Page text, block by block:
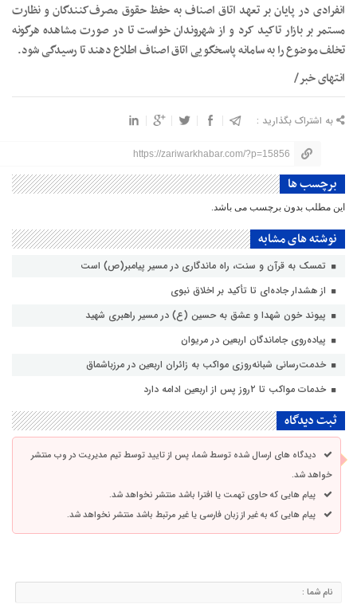
انفرادی در پایان بر تعهد اتاق اصناف به حفظ حقوق مصرف‌کنندگان و نظارت
مستمر بر بازار تاکید کرد و از شهروندان خواست تا در صورت مشاهده هرگونه
تخلف موضوع را به سامانه پاسخگویی اتاق اصناف اطلاع دهند تا رسیدگی شود.
انتهای خبر/
به اشتراک بگذارید :
https://zariwarkhabar.com/?p=15856
برچسب ها
این مطلب بدون برچسب می باشد.
نوشته های مشابه
تمسک به قرآن و سنت، راه ماندگاری در مسیر پیامبر(ص) است
از هشدار جاده‌ای تا تأکید بر اخلاق نبوی
پیوند خون شهدا و عشق به حسین (ع) در مسیر راهبری شهید
پیاده‌روی جاماندگان اربعین در مریوان
خدمت‌رسانی شبانه‌روزی مواکب به زائران اربعین در مرزباشماق
خدمات مواکب تا ۲روز پس از اربعین ادامه دارد
ثبت دیدگاه
دیدگاه های ارسال شده توسط شما، پس از تایید توسط تیم مدیریت در وب منتشر
خواهد شد.
پیام هایی که حاوی تهمت یا افترا باشد منتشر نخواهد شد.
پیام هایی که به غیر از زبان فارسی یا غیر مرتبط باشد منتشر نخواهد شد.